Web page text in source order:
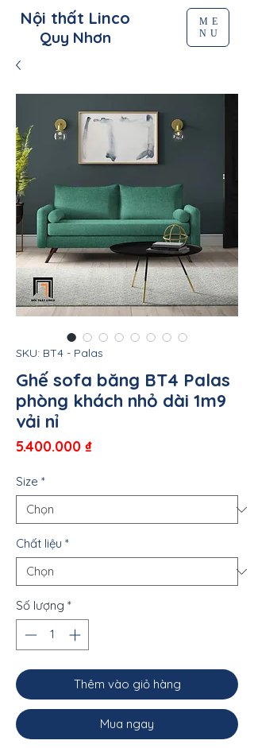
ME
NU
Nội thất Linco
Quy Nhơn
SKU: BT4 - Palas
Ghế sofa băng BT4 Palas
phòng khách nhỏ dài 1m9
vải nỉ
5.400.000 ₫Giá
Size *
Chất liệu *
Số lượng *
Thêm vào giỏ hàng
Mua ngay